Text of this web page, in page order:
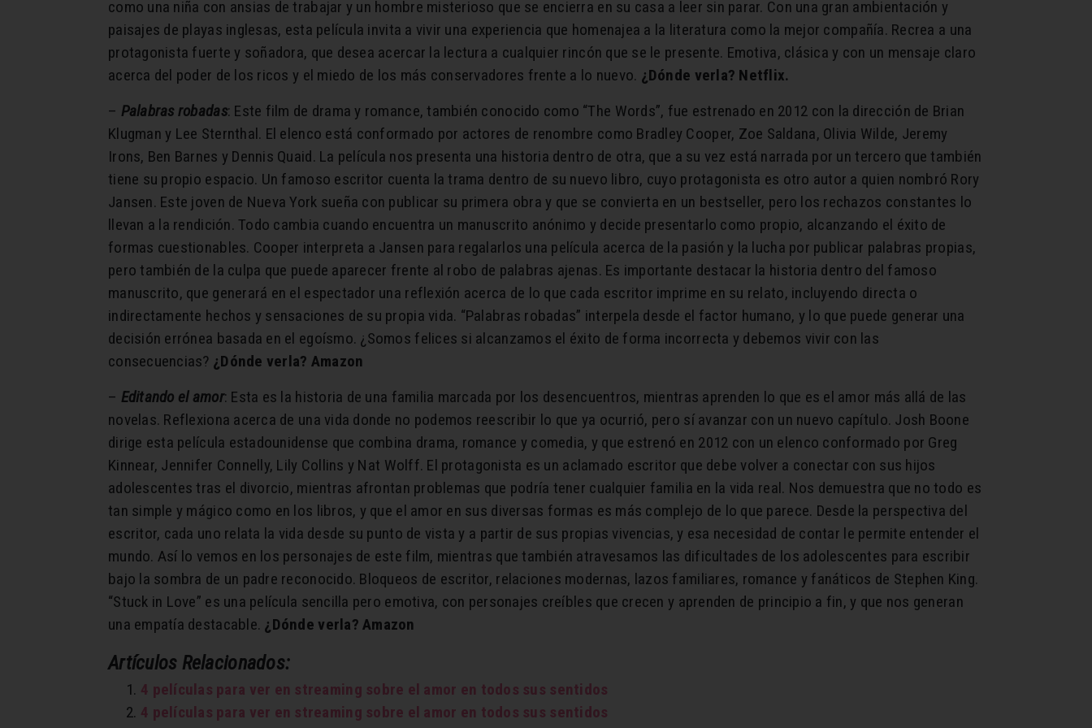
como una niña con ansias de trabajar y un hombre misterioso que se encierra en su casa a leer sin parar. Con una gran ambientación y
paisajes de playas inglesas, esta película invita a vivir una experiencia que homenajea a la literatura como la mejor compañía. Recrea a una
protagonista fuerte y soñadora, que desea acercar la lectura a cualquier rincón que se le presente. Emotiva, clásica y con un mensaje claro
acerca del poder de los ricos y el miedo de los más conservadores frente a lo nuevo. ¿Dónde verla? Netflix.
– Palabras robadas: Este film de drama y romance, también conocido como “The Words”, fue estrenado en 2012 con la dirección de Brian
Klugman y Lee Sternthal. El elenco está conformado por actores de renombre como Bradley Cooper, Zoe Saldana, Olivia Wilde, Jeremy
Irons, Ben Barnes y Dennis Quaid. La película nos presenta una historia dentro de otra, que a su vez está narrada por un tercero que también
tiene su propio espacio. Un famoso escritor cuenta la trama dentro de su nuevo libro, cuyo protagonista es otro autor a quien nombró Rory
Jansen. Este joven de Nueva York sueña con publicar su primera obra y que se convierta en un bestseller, pero los rechazos constantes lo
llevan a la rendición. Todo cambia cuando encuentra un manuscrito anónimo y decide presentarlo como propio, alcanzando el éxito de
formas cuestionables. Cooper interpreta a Jansen para regalarlos una película acerca de la pasión y la lucha por publicar palabras propias,
pero también de la culpa que puede aparecer frente al robo de palabras ajenas. Es importante destacar la historia dentro del famoso
manuscrito, que generará en el espectador una reflexión acerca de lo que cada escritor imprime en su relato, incluyendo directa o
indirectamente hechos y sensaciones de su propia vida. “Palabras robadas” interpela desde el factor humano, y lo que puede generar una
decisión errónea basada en el egoísmo. ¿Somos felices si alcanzamos el éxito de forma incorrecta y debemos vivir con las
consecuencias? ¿Dónde verla? Amazon
– Editando el amor: Esta es la historia de una familia marcada por los desencuentros, mientras aprenden lo que es el amor más allá de las
novelas. Reflexiona acerca de una vida donde no podemos reescribir lo que ya ocurrió, pero sí avanzar con un nuevo capítulo. Josh Boone
dirige esta película estadounidense que combina drama, romance y comedia, y que estrenó en 2012 con un elenco conformado por Greg
Kinnear, Jennifer Connelly, Lily Collins y Nat Wolff. El protagonista es un aclamado escritor que debe volver a conectar con sus hijos
adolescentes tras el divorcio, mientras afrontan problemas que podría tener cualquier familia en la vida real. Nos demuestra que no todo es
tan simple y mágico como en los libros, y que el amor en sus diversas formas es más complejo de lo que parece. Desde la perspectiva del
escritor, cada uno relata la vida desde su punto de vista y a partir de sus propias vivencias, y esa necesidad de contar le permite entender el
mundo. Así lo vemos en los personajes de este film, mientras que también atravesamos las dificultades de los adolescentes para escribir
bajo la sombra de un padre reconocido. Bloqueos de escritor, relaciones modernas, lazos familiares, romance y fanáticos de Stephen King.
“Stuck in Love” es una película sencilla pero emotiva, con personajes creíbles que crecen y aprenden de principio a fin, y que nos generan
una empatía destacable. ¿Dónde verla? Amazon
Artículos Relacionados:
4 películas para ver en streaming sobre el amor en todos sus sentidos
4 películas para ver en streaming sobre el amor en todos sus sentidos